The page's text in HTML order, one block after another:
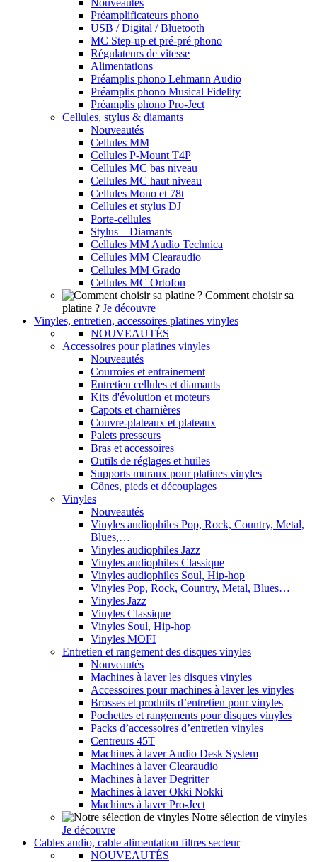
Nouveautés
Préamplificateurs phono
USB / Digital / Bluetooth
MC Step-up et pré-pré phono
Régulateurs de vitesse
Alimentations
Préamplis phono Lehmann Audio
Préamplis phono Musical Fidelity
Préamplis phono Pro-Ject
Cellules, stylus & diamants
Nouveautés
Cellules MM
Cellules P-Mount T4P
Cellules MC bas niveau
Cellules MC haut niveau
Cellules Mono et 78t
Cellules et stylus DJ
Porte-cellules
Stylus – Diamants
Cellules MM Audio Technica
Cellules MM Clearaudio
Cellules MM Grado
Cellules MC Ortofon
Comment choisir sa
platine ? Je découvre
Vinyles, entretien, accessoires platines vinyles
NOUVEAUTÉS
Accessoires pour platines vinyles
Nouveautés
Courroies et entrainement
Entretien cellules et diamants
Kits d'évolution et moteurs
Capots et charnières
Couvre-plateaux et plateaux
Palets presseurs
Bras et accessoires
Outils de réglages et huiles
Supports muraux pour platines vinyles
Cônes, pieds et découplages
Vinyles
Nouveautés
Vinyles audiophiles Pop, Rock, Country, Metal,
Blues,…
Vinyles audiophiles Jazz
Vinyles audiophiles Classique
Vinyles audiophiles Soul, Hip-hop
Vinyles Pop, Rock, Country, Metal, Blues…
Vinyles Jazz
Vinyles Classique
Vinyles Soul, Hip-hop
Vinyles MOFI
Entretien et rangement des disques vinyles
Nouveautés
Machines à laver les disques vinyles
Accessoires pour machines à laver les vinyles
Brosses et produits d’entretien pour vinyles
Pochettes et rangements pour disques vinyles
Packs d’accessoires d’entretien vinyles
Centreurs 45T
Machines à laver Audio Desk System
Machines à laver Clearaudio
Machines à laver Degritter
Machines à laver Okki Nokki
Machines à laver Pro-Ject
Notre sélection de vinyles
Je découvre
Cables audio, cable alimentation filtres secteur
NOUVEAUTÉS